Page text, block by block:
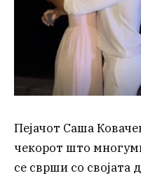
Пејачот Саша
чекорот што
се сврши со својата